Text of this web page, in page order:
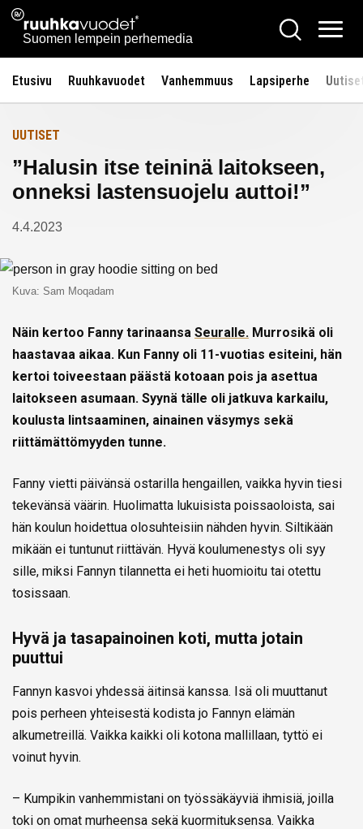
Siirry
sisältöön
Ruuhkavuodet.fi
Suomen lempein perhemedia
Hae
Etusivu Ruuhkavuodet Vanhemmuus Lapsiperhe
Etusivulle
UUTISET
”Halusin itse teininä laitokseen,
onneksi lastensuojelu auttoi!”
4.4.2023
Kuva: Sam Moqadam
Näin kertoo Fanny tarinaansa Seuralle. Murrosikä oli
haastavaa aikaa. Kun Fanny oli 11-vuotias esiteini, hän
kertoi toiveestaan päästä kotoaan pois ja asettua
laitokseen asumaan. Syynä tälle oli jatkuva karkailu,
koulusta lintsaaminen, ainainen väsymys sekä
riittämättömyyden tunne.
Fanny vietti päivänsä ostarilla hengaillen, vaikka hyvin tiesi
tekevänsä väärin. Huolimatta lukuisista poissaoloista, sai
hän koulun hoidettua olosuhteisiin nähden hyvin. Siltikään
mikään ei tuntunut riittävän. Hyvä koulumenestys oli syy
sille, miksi Fannyn tilannetta ei heti huomioitu tai otettu
tosissaan.
Hyvä ja tasapainoinen koti, mutta jotain
puuttui
Fannyn kasvoi yhdessä äitinsä kanssa. Isä oli muuttanut
pois perheen yhteisestä kodista jo Fannyn elämän
alkumetreillä. Vaikka kaikki oli kotona mallillaan, tyttö ei
voinut hyvin.
– Kumpikin vanhemmistani on työssäkäyviä ihmisiä, joilla
toki on omat murheensa sekä kuormituksensa. Vaikka